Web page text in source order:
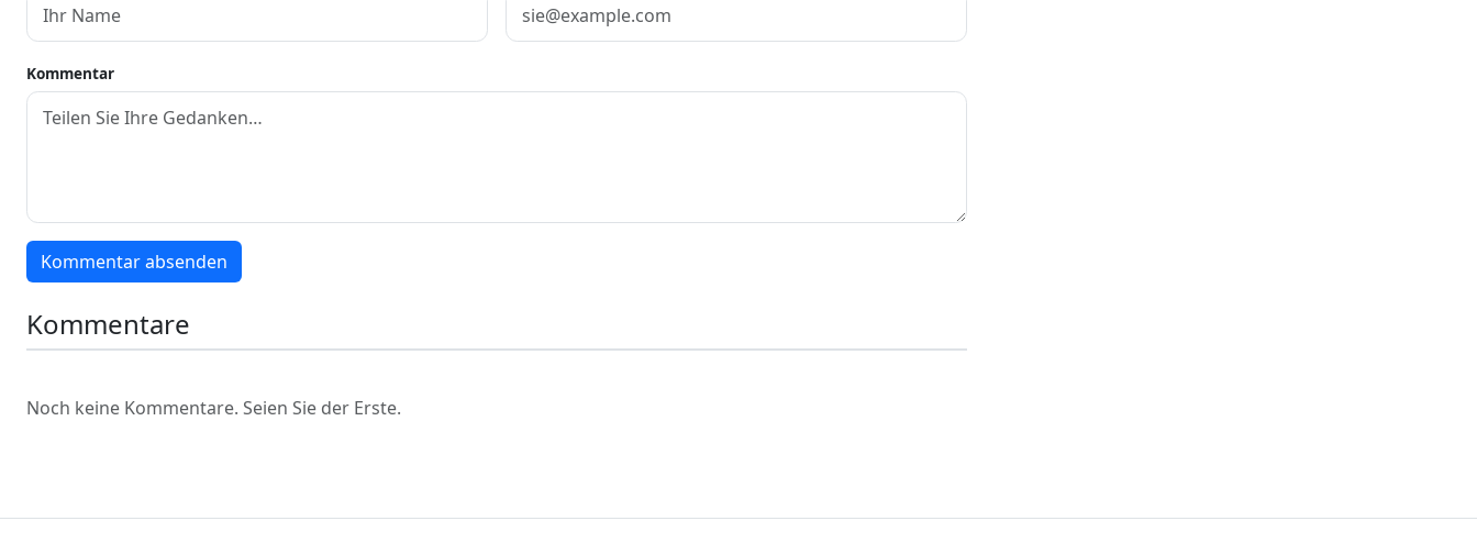
Kommentar
Kommentar absenden
Kommentare
Noch keine Kommentare. Seien Sie der Erste.